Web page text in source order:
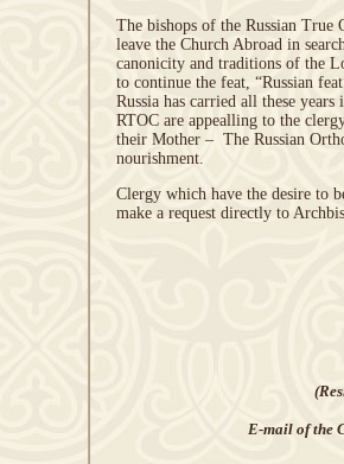
The bishops of the Russian
leave the Church Abroad in
canonicity and traditions of the
to continue the feat, “Russian
Russia has carried all these
RTOC are appealling to the
their Mother – The Russian
nourishment.
Clergy which have the desire to
make a request directly to
E-mail of the